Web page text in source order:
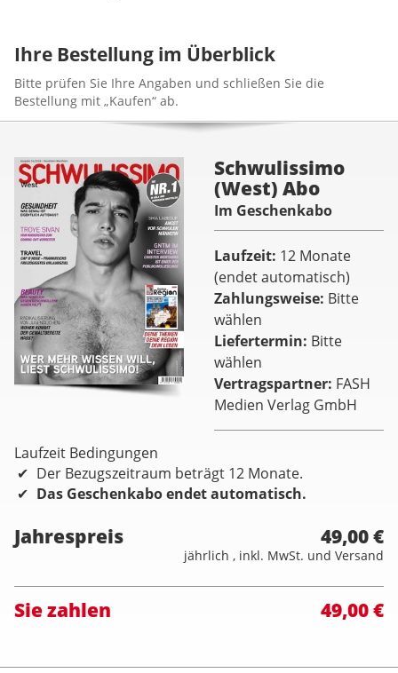
Ihre Bestellung im Überblick
Bitte prüfen Sie Ihre Angaben und schließen Sie die
Bestellung mit „Kaufen“ ab.
Schwulissimo
(West) Abo
Im Geschenkabo
Laufzeit 12 Monate
(endet automatisch)
Zahlungsweise Bitte
wählen
Liefertermin Bitte
wählen
Vertragspartner FASH
Medien Verlag GmbH
Laufzeit Bedingungen
Der Bezugszeitraum beträgt 12 Monate.
Das Geschenkabo endet automatisch.
Jahrespreis 49,00 €
jährlich , inkl. MwSt. und Versand
Sie zahlen 49,00 €